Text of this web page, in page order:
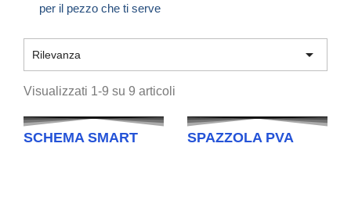
per il pezzo che ti serve
Rilevanza 
Visualizzati 1-9 su 9 articoli
SCHEMA SMART SPAZZOLA PVA